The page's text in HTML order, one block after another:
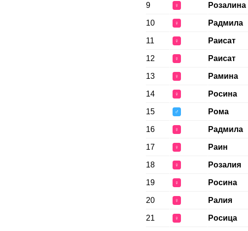
9 ♀ Розалина
10 ♀ Радмила
11 ♀ Раисат
12 ♀ Раисат
13 ♀ Рамина
14 ♀ Росина
15 ♂ Рома
16 ♀ Радмила
17 ♀ Раин
18 ♀ Розалия
19 ♀ Росина
20 ♀ Ралия
21 ♀ Росица